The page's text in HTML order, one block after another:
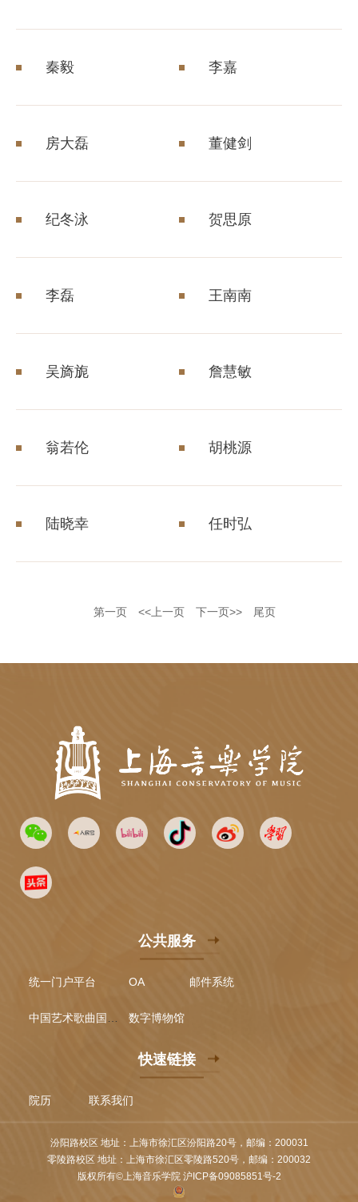
秦毅 李嘉
房大磊 董健剑
纪冬泳 贺思原
李磊 王南南
吴旖旎 詹慧敏
翁若伦 胡桃源
陆晓幸 任时弘
第一页 <<上一页 下一页>> 尾页
公共服务
统一门户平台 OA 邮件系统
中国艺术歌曲国际声乐比赛 数字博物馆
快速链接
院历 联系我们
汾阳路校区 地址：上海市徐汇区汾阳路20号，邮编：200031
零陵路校区 地址：上海市徐汇区零陵路520号，邮编：200032
版权所有©上海音乐学院 沪ICP备09085851号-2